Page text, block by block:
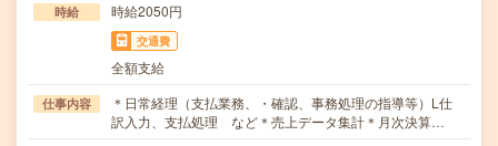
時給 時給2050円
交通費
全額支給
仕事内容
＊日常経理（支払業務、・確認、事務処理の指導等）L仕
訳入力、支払処理 など＊売上データ集計＊月次決算…